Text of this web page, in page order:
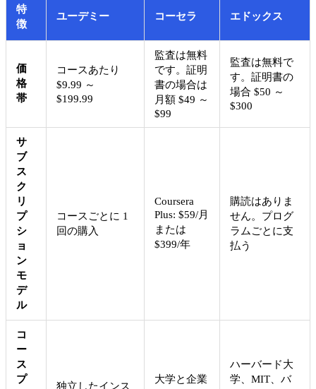
特
徴
ユーデミー コーセラ エドックス
価
格
帯
コースあたり
$9.99 ～
$199.99
監査は無料
です。証明
書の場合は
月額 $49 ～
$99
監査は無料で
す。証明書の
場合 $50 ～
$300
サ
ブ
ス
ク
リ
プ
シ
ョ
ン
モ
デ
ル
コースごとに 1
回の購入
Coursera
Plus: $59/月
または
$399/年
購読はありま
せん。プログ
ラムごとに支
払う
コ
ー
ス
プ
独立したインス
大学と企業
ハーバード大
学、MIT、バ